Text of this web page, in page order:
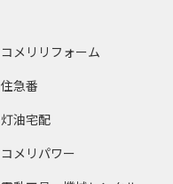
コメリリフォーム
住急番
灯油宅配
コメリパワー